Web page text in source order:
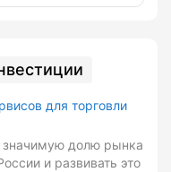
для торговли
значимую долю рынка
и развивать это